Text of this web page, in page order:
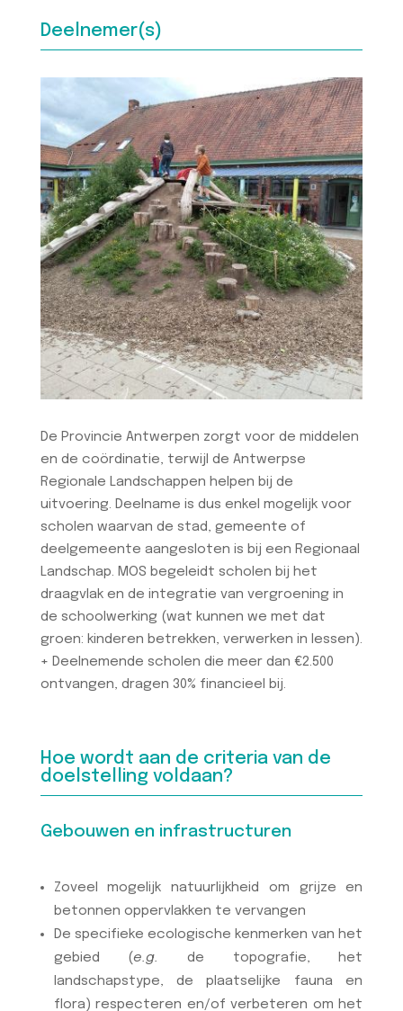
Deelnemer(s)
De Provincie Antwerpen zorgt voor de middelen
en de coördinatie, terwijl de Antwerpse
Regionale Landschappen helpen bij de
uitvoering. Deelname is dus enkel mogelijk voor
scholen waarvan de stad, gemeente of
deelgemeente aangesloten is bij een Regionaal
Landschap. MOS begeleidt scholen bij het
draagvlak en de integratie van vergroening in
de schoolwerking (wat kunnen we met dat
groen: kinderen betrekken, verwerken in lessen).
+ Deelnemende scholen die meer dan €2.500
ontvangen, dragen 30% financieel bij.
Hoe wordt aan de criteria van de
doelstelling voldaan?
Gebouwen en infrastructuren
Zoveel mogelijk natuurlijkheid om grijze en
betonnen oppervlakken te vervangen
De specifieke ecologische kenmerken van het
gebied (e.g.
de topografie, het
landschapstype, de plaatselijke fauna en
flora) respecteren en/of verbeteren om het